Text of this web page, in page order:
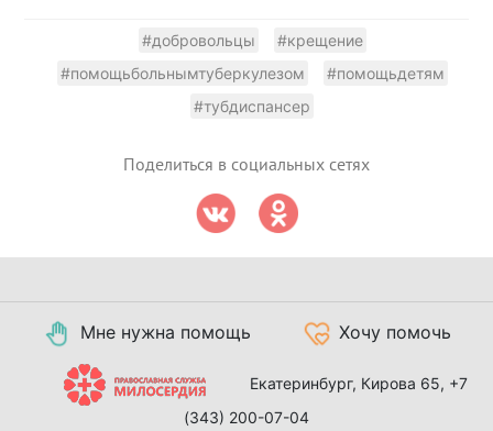
#добровольцы
#крещение
#помощьбольнымтуберкулезом
#помощьдетям
#тубдиспансер
Поделиться в социальных сетях
Мне нужна помощь Хочу помочь
Екатеринбург, Кирова 65, +7
(343) 200-07-04